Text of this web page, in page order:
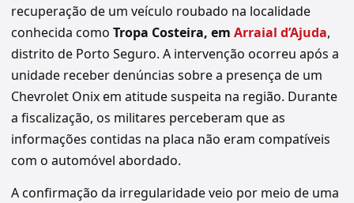
recuperação de um veículo roubado na localidade
conhecida como Tropa Costeira, em Arraial d’Ajuda,
distrito de Porto Seguro. A intervenção ocorreu após a
unidade receber denúncias sobre a presença de um
Chevrolet Onix em atitude suspeita na região. Durante
a fiscalização, os militares perceberam que as
informações contidas na placa não eram compatíveis
com o automóvel abordado.
A confirmação da irregularidade veio por meio de uma